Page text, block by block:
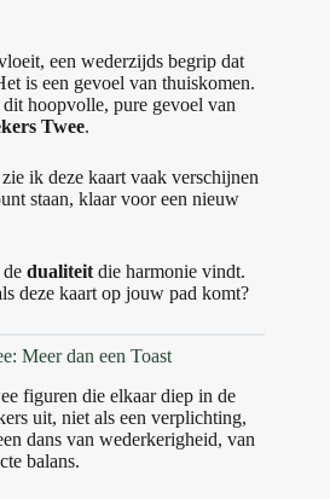
een wederzijds begrip dat
is een gevoel van thuiskomen.
hoopvolle, pure gevoel van
Twee.
ik deze kaart vaak verschijnen
staan, klaar voor een nieuw
dualiteit die harmonie vindt.
deze kaart op jouw pad komt?
Meer dan een Toast
figuren die elkaar diep in de
uit, niet als een verplichting,
dans van wederkerigheid, van
balans.